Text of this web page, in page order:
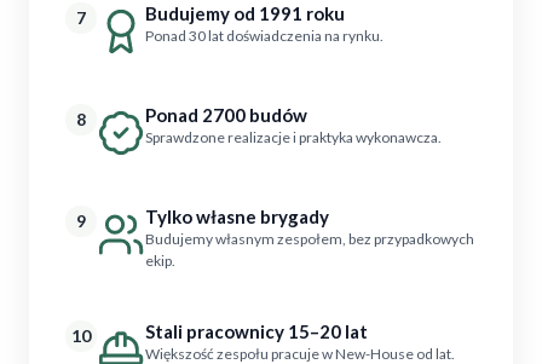
7 Budujemy od 1991 roku
Ponad 30 lat doświadczenia na rynku.
8 Ponad 2700 budów
Sprawdzone realizacje i praktyka wykonawcza.
9 Tylko własne brygady
Budujemy własnym zespołem, bez przypadkowych
ekip.
10 Stali pracownicy 15–20 lat
Większość zespołu pracuje w New-House od lat.